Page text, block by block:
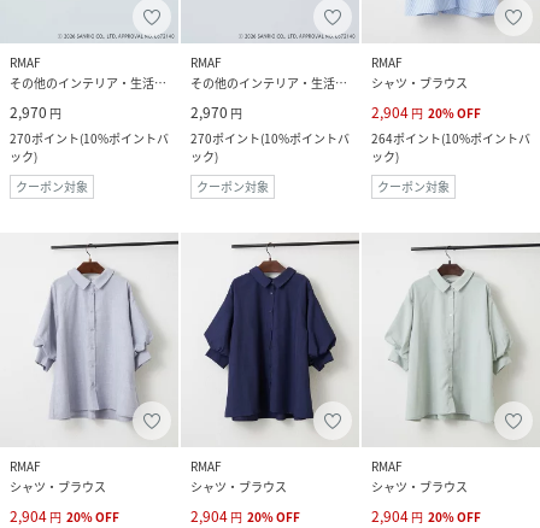
RMAF
その他のインテリア・生活雑貨
2,970 円
270ポイント(10%ポイントバ
ック)
クーポン対象
RMAF
その他のインテリア・生活雑貨
2,970 円
270ポイント(10%ポイントバ
ック)
クーポン対象
RMAF
シャツ・ブラウス
2,904 円 20%OFF
264ポイント(10%ポイントバ
ック)
クーポン対象
RMAF
シャツ・ブラウス
2,904 円 20%OFF
RMAF
シャツ・ブラウス
2,904 円 20%OFF
RMAF
シャツ・ブラウス
2,904 円 20%OFF